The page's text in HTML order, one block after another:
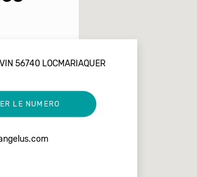
56740 LOCMARIAQUER
LE NUMERO